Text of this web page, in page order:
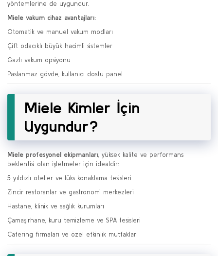
yöntemlerine de uygundur.
Miele vakum cihaz avantajları:
Otomatik ve manuel vakum modları
Çift odacıklı büyük hacimli sistemler
Gazlı vakum opsiyonu
Paslanmaz gövde, kullanıcı dostu panel
Miele Kimler İçin
Uygundur?
Miele profesyonel ekipmanları, yüksek kalite ve performans
beklentisi olan işletmeler için idealdir:
5 yıldızlı oteller ve lüks konaklama tesisleri
Zincir restoranlar ve gastronomi merkezleri
Hastane, klinik ve sağlık kurumları
Çamaşırhane, kuru temizleme ve SPA tesisleri
Catering firmaları ve özel etkinlik mutfakları